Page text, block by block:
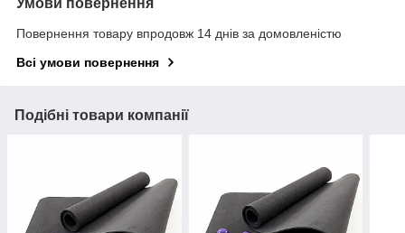
Повернення товару впродовж 14 днів за домовленістю
Всі умови повернення
Подібні товари компанії